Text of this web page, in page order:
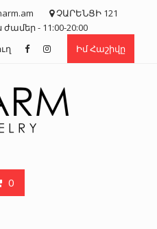
ՉԱՐԵՆՑԻ 121
- 11:00-20:00
Իմ Հաշիվը
0